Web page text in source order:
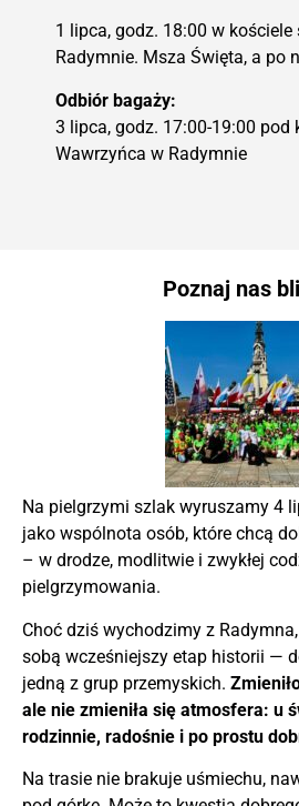
1 lipca, godz. 18:00 w kościele
Radymnie. Msza Święta, a po
Odbiór bagaży:
3 lipca, godz. 17:00-19:00 pod
Wawrzyńca w Radymnie
Poznaj nas
Na pielgrzymi szlak wyruszamy 4
jako wspólnota osób, które chcą
– w drodze, modlitwie i zwykłej
pielgrzymowania.
Choć dziś wychodzimy z
sobą wcześniejszy etap historii —
jedną z grup przemyskich.
ale nie zmieniła się atmosfera: u
rodzinnie, radośnie i po prostu
Na trasie nie brakuje uśmiechu,